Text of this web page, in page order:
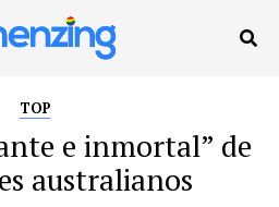
TOP
e inmortal” de
australianos